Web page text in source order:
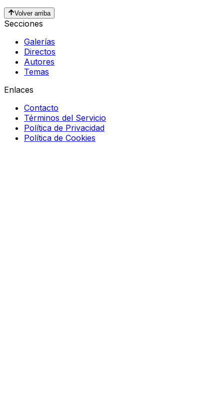
Volver arriba
Secciones
Galerías
Directos
Autores
Temas
Enlaces
Contacto
Términos del Servicio
Política de Privacidad
Política de Cookies